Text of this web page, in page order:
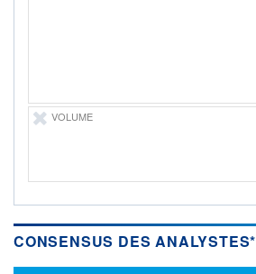
Boursobank
VOLUME
CONSENSUS DES ANALYSTES*